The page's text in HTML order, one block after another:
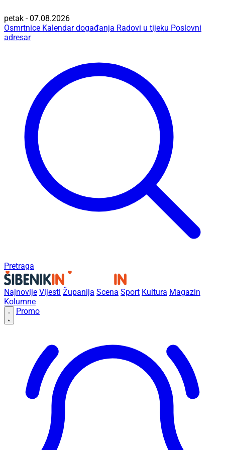
petak - 07.08.2026
Osmrtnice Kalendar događanja Radovi u tijeku Poslovni
adresar
Pretraga
Najnovije Vijesti Županija Scena Sport Kultura Magazin
Kolumne
Promo